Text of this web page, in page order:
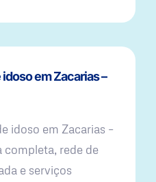
em Zacarias –
idoso em Zacarias –
completa, rede de
e serviços